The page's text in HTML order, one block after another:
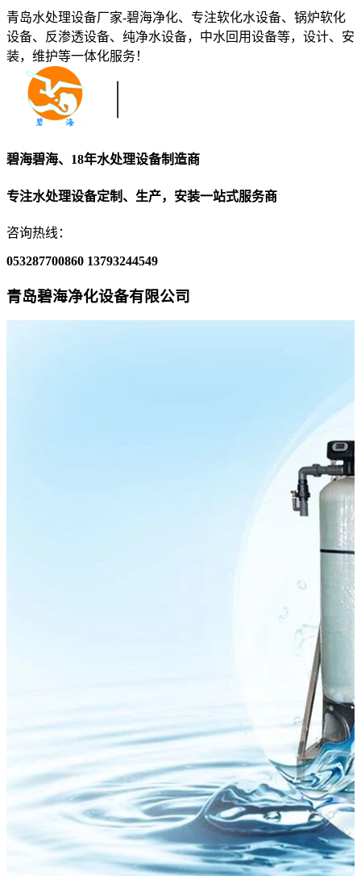
青岛水处理设备厂家-碧海净化、专注软化水设备、锅炉软化
设备、反渗透设备、纯净水设备，中水回用设备等，设计、安
装，维护等一体化服务！
碧海碧海、18年水处理设备制造商
专注水处理设备定制、生产，安装一站式服务商
咨询热线：
053287700860 13793244549
青岛碧海净化设备有限公司